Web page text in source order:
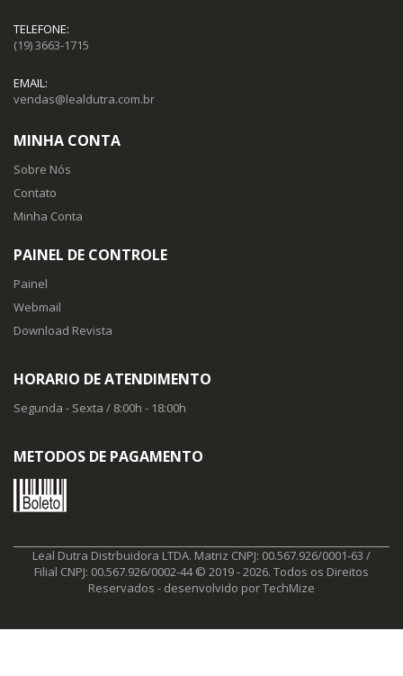
TELEFONE:
(19) 3663-1715
EMAIL:
vendas@lealdutra.com.br
MINHA CONTA
Sobre Nós
Contato
Minha Conta
PAINEL DE CONTROLE
Painel
Webmail
Download Revista
HORARIO DE ATENDIMENTO
Segunda - Sexta / 8:00h - 18:00h
METODOS DE PAGAMENTO
Leal Dutra Distrbuidora LTDA. Matriz CNPJ: 00.567.926/0001-63 /
Filial CNPJ: 00.567.926/0002-44 © 2019 - 2026. Todos os Direitos
Reservados - desenvolvido porTechMize